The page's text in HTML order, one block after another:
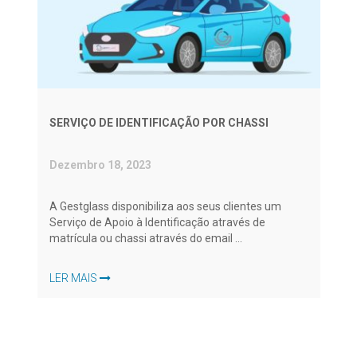
SERVIÇO DE IDENTIFICAÇÃO POR CHASSI
Dezembro 18, 2023
A Gestglass disponibiliza aos seus clientes um
Serviço de Apoio à Identificação através de
matrícula ou chassi através do email ...
LER MAIS